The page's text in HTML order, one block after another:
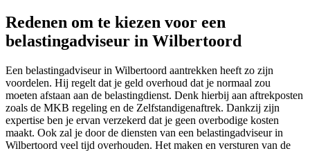
Redenen om te kiezen voor een
belastingadviseur in Wilbertoord
Een belastingadviseur in Wilbertoord aantrekken heeft zo zijn
voordelen. Hij regelt dat je geld overhoud dat je normaal zou
moeten afstaan aan de belastingdienst. Denk hierbij aan aftrekposten
zoals de MKB regeling en de Zelfstandigenaftrek. Dankzij zijn
expertise ben je ervan verzekerd dat je geen overbodige kosten
maakt. Ook zal je door de diensten van een belastingadviseur in
Wilbertoord veel tijd overhouden. Het maken en versturen van de